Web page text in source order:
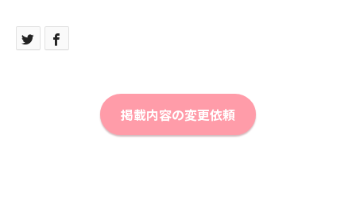
掲載内容の変更依頼